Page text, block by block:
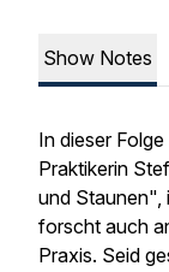
Show Notes
In dieser
Praktikerin
und Staunen",
forscht auch
Praxis. Seid